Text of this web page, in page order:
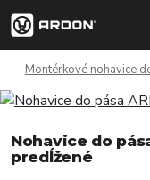
Montérkové nohavice
Nohavice do
predĺžené